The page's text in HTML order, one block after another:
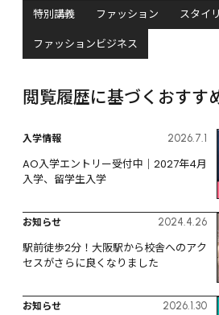
特別講義 ファッション
スタイ
ファッションビジネス
閲覧履歴に基づくおすす
入学情報 2026.7.1
AO入学エントリー受付中｜2027年4月
入学、留学生入学
お知らせ 2024.4.26
駅前徒歩2分！大阪駅から校舎へのアク
セスがさらに良くなりました
お知らせ 2026.1.30